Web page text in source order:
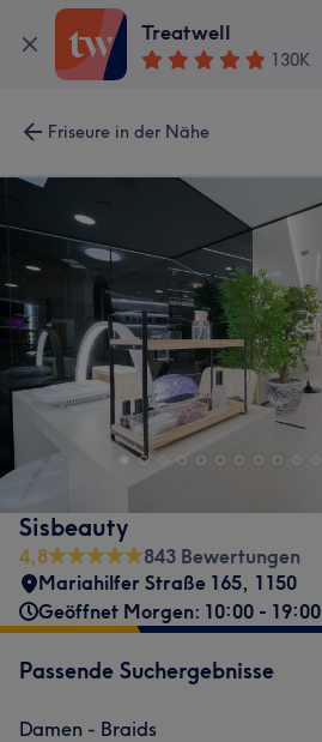
Treatwell
130K
Friseure in der Nähe
Sisbeauty
4,8
843 Bewertungen
Mariahilfer Straße 165, 1150
Geöffnet Morgen: 10:00 - 19:00
Passende Suchergebnisse
Damen - Braids